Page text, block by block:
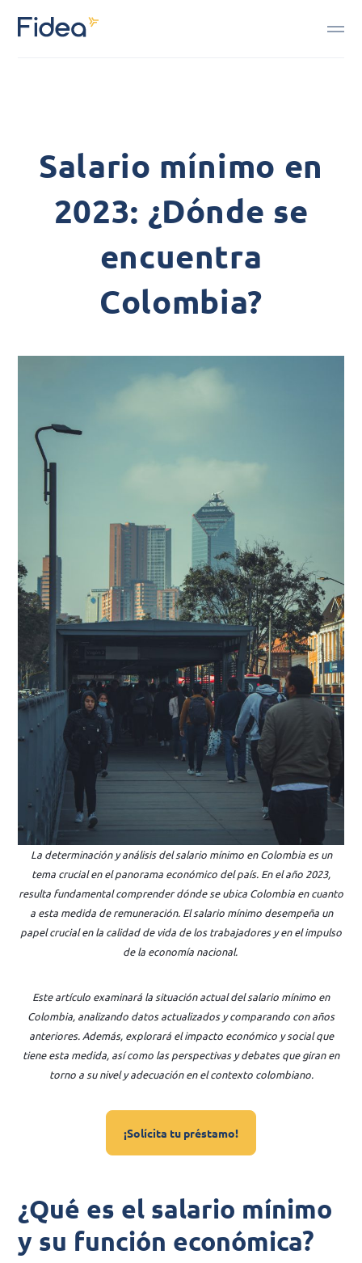
Salario mínimo en
2023: ¿Dónde se
encuentra
Colombia?
La determinación y análisis del salario mínimo en Colombia es un
tema crucial en el panorama económico del país. En el año 2023,
resulta fundamental comprender dónde se ubica Colombia en cuanto
a esta medida de remuneración. El salario mínimo desempeña un
papel crucial en la calidad de vida de los trabajadores y en el impulso
de la economía nacional.
Este artículo examinará la situación actual del salario mínimo en
Colombia, analizando datos actualizados y comparando con años
anteriores. Además, explorará el impacto económico y social que
tiene esta medida, así como las perspectivas y debates que giran en
torno a su nivel y adecuación en el contexto colombiano.
¡Solícita tu préstamo!
¿Qué es el salario mínimo
y su función económica?